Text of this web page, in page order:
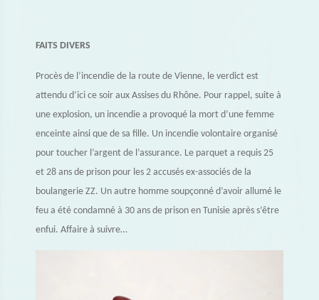
FAITS DIVERS
Procès de l’incendie de la route de Vienne, le verdict est
attendu d’ici ce soir aux Assises du Rhône. Pour rappel, suite à
une explosion, un incendie a provoqué la mort d’une femme
enceinte ainsi que de sa fille. Un incendie volontaire organisé
pour toucher l’argent de l’assurance. Le parquet a requis 25
et 28 ans de prison pour les 2 accusés ex-associés de la
boulangerie ZZ. Un autre homme soupçonné d’avoir allumé le
feu a été condamné à 30 ans de prison en Tunisie après s’être
enfui. Affaire à suivre…